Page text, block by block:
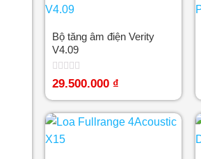
Bộ tăng âm điện Verity
V4.09
Được
xếp
hạng
5
sao
29.500.000 ₫